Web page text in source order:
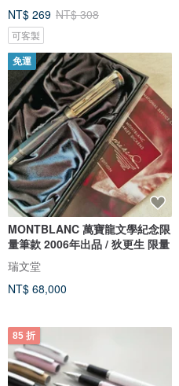
NT$ 269 NT$ 308
可客製
免運
MONTBLANC 萬寶龍文學紀念限
量筆款 2006年出品 / 狄更生 限量
瑞文堂
NT$ 68,000
85 折